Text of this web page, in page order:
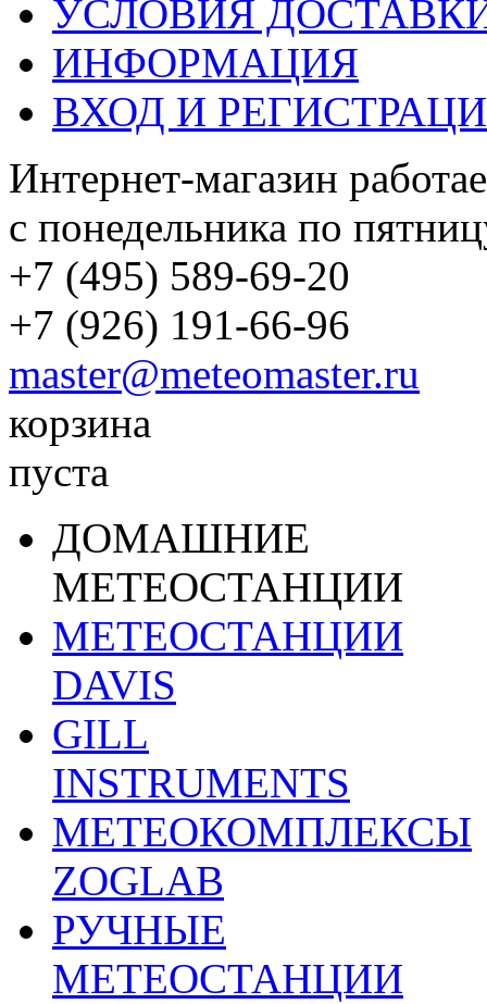
УСЛОВИЯ
ИНФОРМАЦИЯ
ВХОД И
Интернет-магазин
с понедельника по
+7 (495) 589-69-20
+7 (926) 191-66-96
master@meteomaster.ru
корзина
пуста
ДОМАШНИЕ
МЕТЕОСТАНЦИИ
МЕТЕОСТАНЦИИ
DAVIS
GILL
INSTRUMENTS
МЕТЕОКОМПЛЕКСЫ
ZOGLAB
РУЧНЫЕ
МЕТЕОСТАНЦИИ